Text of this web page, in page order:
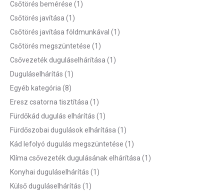
Csőtörés bemérése (1)
Csőtörés javítása (1)
Csőtörés javítása földmunkával (1)
Csőtörés megszüntetése (1)
Csővezeték duguláselhárítása (1)
Duguláselhárítás (1)
Egyéb kategória (8)
Eresz csatorna tisztítása (1)
Fürdőkád dugulás elhárítás (1)
Fürdőszobai dugulások elhárítása (1)
Kád lefolyó dugulás megszüntetése (1)
Klíma csővezeték dugulásának elhárítása (1)
Konyhai duguláselhárítás (1)
Külső duguláselhárítás (1)